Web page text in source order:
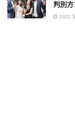
判別
2022